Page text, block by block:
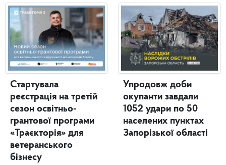
Стартувала
реєстрація на третій
сезон освітньо-
грантової програми
«Траєкторія» для
ветеранського
бізнесу
Упродовж доби
окупанти завдали
1052 удари по 50
населених пунктах
Запорізької області